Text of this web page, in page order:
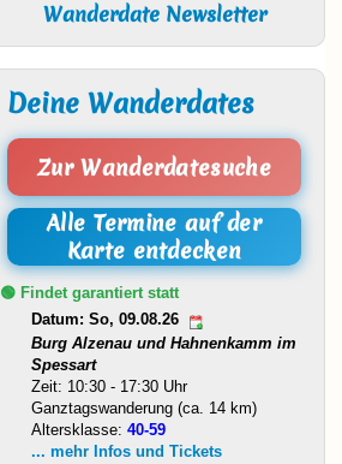
Wanderdate Newsletter
Deine Wanderdates
Zur Wanderdatesuche
Alle Termine auf der
Karte entdecken
🟢 Findet garantiert statt
Datum: So, 09.08.26
Burg Alzenau und Hahnenkamm im
Spessart
Zeit: 10:30 - 17:30 Uhr
Ganztagswanderung (ca. 14 km)
Altersklasse:40-59
... mehr Infos und Tickets